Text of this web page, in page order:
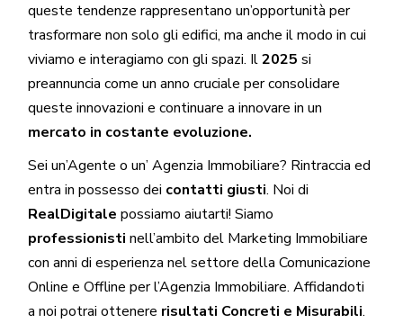
queste tendenze rappresentano un’opportunità per
trasformare non solo gli edifici, ma anche il modo in cui
viviamo e interagiamo con gli spazi. Il2025 si
preannuncia come un anno cruciale per consolidare
queste innovazioni e continuare a innovare in un
mercato in costante evoluzione.
Sei un’Agente o un’Agenzia Immobiliare? Rintraccia ed
entra in possesso dei contatti giusti. Noi di
RealDigitale possiamo aiutarti! Siamo
professionisti nell’ambito del Marketing Immobiliare
con anni di esperienza nel settore della Comunicazione
Online e Offline per l’Agenzia Immobiliare. Affidandoti
a noi potrai ottenere risultati Concreti e Misurabili.